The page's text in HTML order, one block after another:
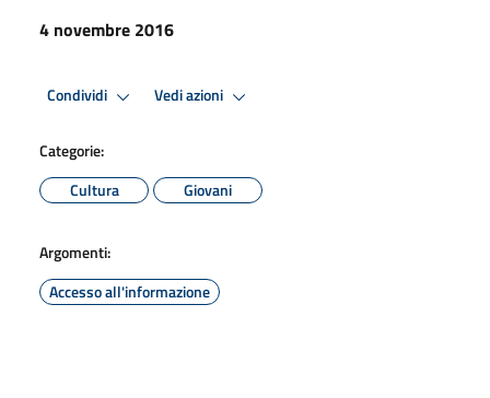
4 novembre 2016
Condividi Vedi azioni
Categorie:
Cultura
Giovani
Argomenti:
Accesso all'informazione